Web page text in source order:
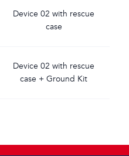
Device 02 with rescue
case
Device 02 with rescue
case + Ground Kit